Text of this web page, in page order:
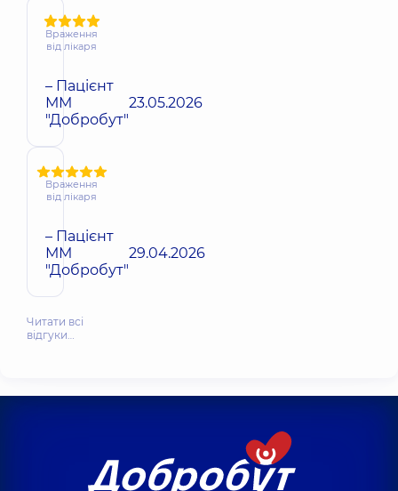
Враження
від лікаря
– Пацієнт
ММ
"Добробут"
23.05.2026
Враження
від лікаря
– Пацієнт
ММ
"Добробут"
29.04.2026
Читати всі
відгуки…